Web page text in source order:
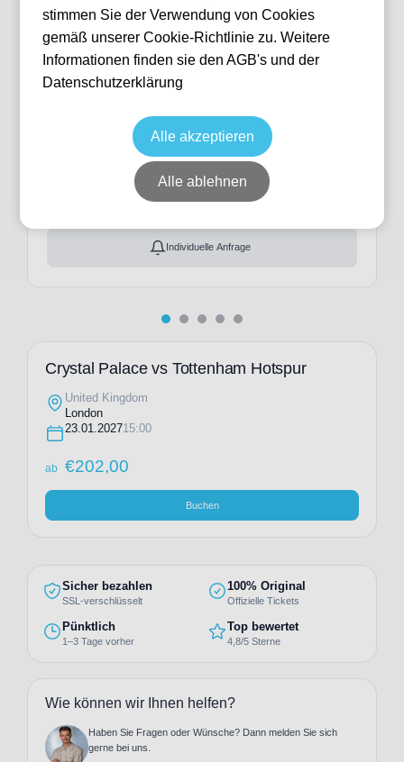
Longside Home Section
15:00
10 verfügbar
Vereinigtes Königreich
Selhurst Park Stadium
Ticket(s) + Hotel
Individuelle Anfrage
Crystal Palace vs Tottenham Hotspur
United Kingdom
London
23.01.202715:00
ab €202,00
Buchen
Sicher bezahlen
SSL-verschlüsselt
100% Original
Offizielle Tickets
Pünktlich
1–3 Tage vorher
Top bewertet
4,8/5 Sterne
Wie können wir Ihnen helfen?
Haben Sie Fragen oder Wünsche? Dann melden Sie sich
gerne bei uns.
stimmen Sie der Verwendung von Cookies
gemäß unserer Cookie-Richtlinie zu. Weitere
Informationen finden sie den AGB's und der
Datenschutzerklärung
Alle akzeptieren
Alle ablehnen